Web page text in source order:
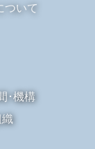
ついて
･機構